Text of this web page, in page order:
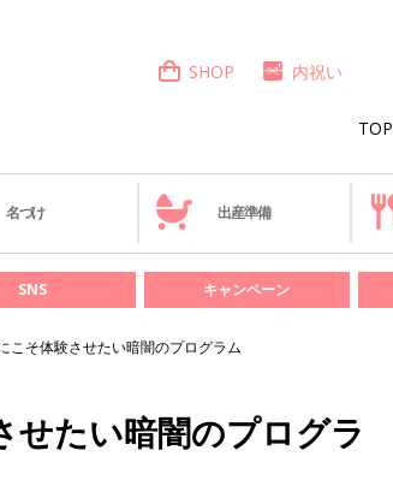
TOP
SHOP 内祝い
名づけ 出産準備
SNS キャンペーン
こそ体験させたい暗闇のプログラム
せたい暗闇のプログラ